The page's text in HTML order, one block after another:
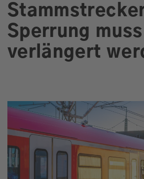
Verkehr und Blitzer
Wetter
Tipps für euer
in München
Jobbörse
Sperrung muss
verlängert